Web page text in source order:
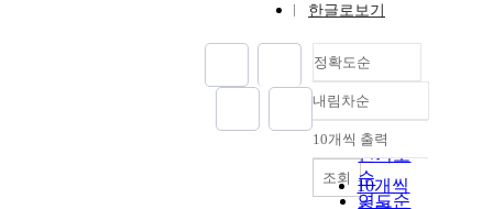
한글로보기
정확도순
정확도
순
인기도
순
연도순
내림차순
내림차순
10개씩 출력
10개씩
조회